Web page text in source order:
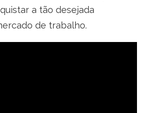
a tão desejada
de trabalho.